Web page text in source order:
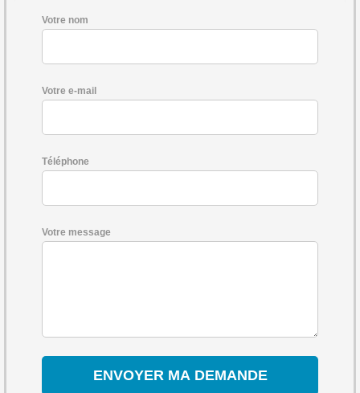
Votre nom
Votre e-mail
Téléphone
Votre message